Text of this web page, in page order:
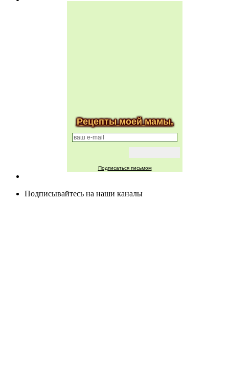
Рецепты моей мамы.
Подписаться письмом
Подписывайтесь на наши каналы